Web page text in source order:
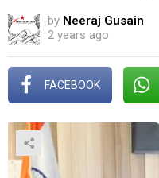
by Neeraj Gusain
2 years ago
FACEBOOK